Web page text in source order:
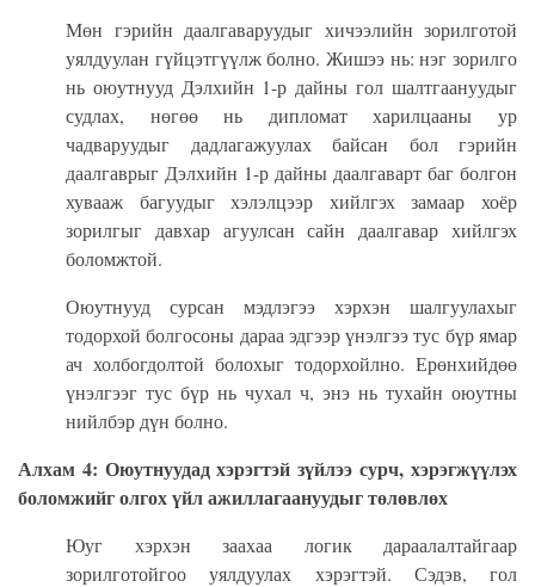
Мөн гэрийн даалгаваруудыг хичээлийн зорилготой
уялдуулан гүйцэтгүүлж болно. Жишээ нь: нэг зорилго
нь оюутнууд Дэлхийн 1-р дайны гол шалтгаануудыг
судлах, нөгөө нь дипломат харилцааны ур
чадваруудыг дадлагажуулах байсан бол гэрийн
даалгаврыг Дэлхийн 1-р дайны даалгаварт баг болгон
хувааж багуудыг хэлэлцээр хийлгэх замаар хоёр
зорилгыг давхар агуулсан сайн даалгавар хийлгэх
боломжтой.
Оюутнууд сурсан мэдлэгээ хэрхэн шалгуулахыг
тодорхой болгосоны дараа эдгээр үнэлгээ тус бүр ямар
ач холбогдолтой болохыг тодорхойлно. Ерөнхийдөө
үнэлгээг тус бүр нь чухал ч, энэ нь тухайн оюутны
нийлбэр дүн болно.
Алхам 4: Оюутнуудад хэрэгтэй зүйлээ сурч, хэрэгжүүлэх
боломжийг олгох үйл ажиллагаануудыг төлөвлөх
Юуг хэрхэн заахаа логик дараалалтайгаар
зорилготойгоо уялдуулах хэрэгтэй. Сэдэв, гол